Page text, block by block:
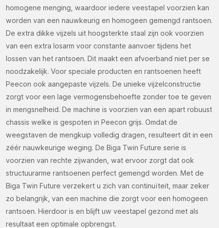
homogene menging, waardoor iedere veestapel voorzien kan
worden van een nauwkeurig en homogeen gemengd rantsoen.
De extra dikke vijzels uit hoogsterkte staal zijn ook voorzien
van een extra losarm voor constante aanvoer tijdens het
lossen van het rantsoen. Dit maakt een afvoerband niet per se
noodzakelijk. Voor speciale producten en rantsoenen heeft
Peecon ook aangepaste vijzels. De unieke vijzelconstructie
zorgt voor een lage vermogensbehoefte zonder toe te geven
in mengsnelheid. De machine is voorzien van een apart robuust
chassis welke is gespoten in Peecon grijs. Omdat de
weegstaven de mengkuip volledig dragen, resulteert dit in een
zéér nauwkeurige weging. De Biga Twin Future serie is
voorzien van rechte zijwanden, wat ervoor zorgt dat ook
structuurarme rantsoenen perfect gemengd worden. Met de
Biga Twin Future verzekert u zich van continuïteit, maar zeker
zo belangrijk, van een machine die zorgt voor een homogeen
rantsoen. Hierdoor is en blijft uw veestapel gezond met als
resultaat een optimale opbrengst.